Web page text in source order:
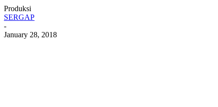
Produksi
SERGAP
-
January 28, 2018